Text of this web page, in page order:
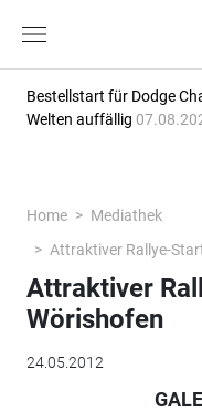
Bestellstart für Dodge
Welten auffällig
Home
Mediathek
Attraktiver Rallye-
24.05.2012
Attraktiver
Wörishofen